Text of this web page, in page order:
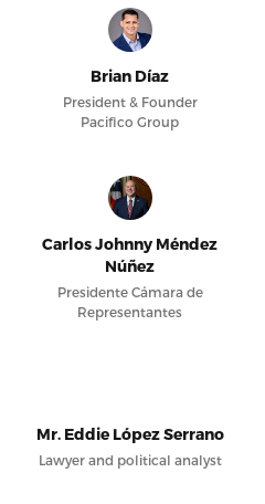
Brian Díaz
President & Founder
Pacifico Group
Carlos Johnny Méndez
Núñez
Presidente Cámara de
Representantes
Mr. Eddie López Serrano
Lawyer and political analyst